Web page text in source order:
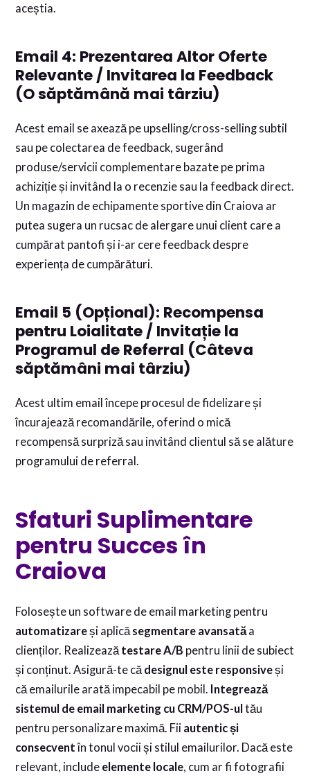
aceștia.
Email 4: Prezentarea Altor Oferte
Relevante / Invitarea la Feedback
(O săptămână mai târziu)
Acest email se axează pe upselling/cross-selling subtil
sau pe colectarea de feedback, sugerând
produse/servicii complementare bazate pe prima
achiziție și invitând la o recenzie sau la feedback direct.
Un magazin de echipamente sportive din Craiova ar
putea sugera un rucsac de alergare unui client care a
cumpărat pantofi și i-ar cere feedback despre
experiența de cumpărături.
Email 5 (Opțional): Recompensa
pentru Loialitate / Invitație la
Programul de Referral (Câteva
săptămâni mai târziu)
Acest ultim email începe procesul de fidelizare și
încurajează recomandările, oferind o mică
recompensă surpriză sau invitând clientul să se alăture
programului de referral.
Sfaturi Suplimentare
pentru Succes în
Craiova
Folosește un software de email marketing pentru
automatizareși aplică segmentare avansatăa
clienților. Realizează testare A/B pentru linii de subiect
și conținut. Asigură-te că designul este responsiveși
că emailurile arată impecabil pe mobil. Integrează
sistemul de email marketing cu CRM/POS-ultău
pentru personalizare maximă. Fii autentic și
consecventîn tonul vocii și stilul emailurilor. Dacă este
relevant, include elemente locale, cum ar fi fotografii